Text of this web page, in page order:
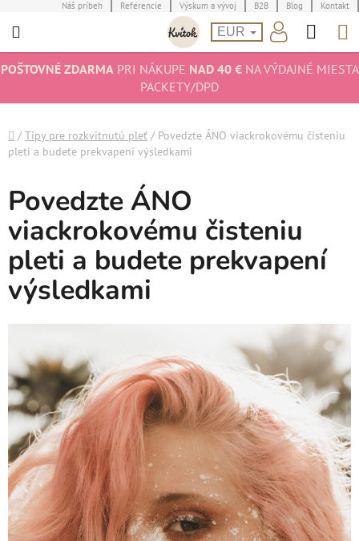
na
Náš príbeh Referencie Výskum a vývoj B2B Blog Kontakt
EUR
POŠTOVNÉ ZDARMAPRI NÁKUPE NAD 40 €NA VÝDAJNÉ MIESTA
PACKETY/DPD
Domov
/ Tipy pre rozkvitnutú pleť / Povedzte ÁNO viackrokovému čisteniu
pleti a budete prekvapení výsledkami
Povedzte ÁNO
viackrokovému čisteniu
pleti a budete prekvapení
výsledkami